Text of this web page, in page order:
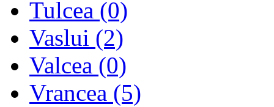
Tulcea (0)
Vaslui (2)
Valcea (0)
Vrancea (5)